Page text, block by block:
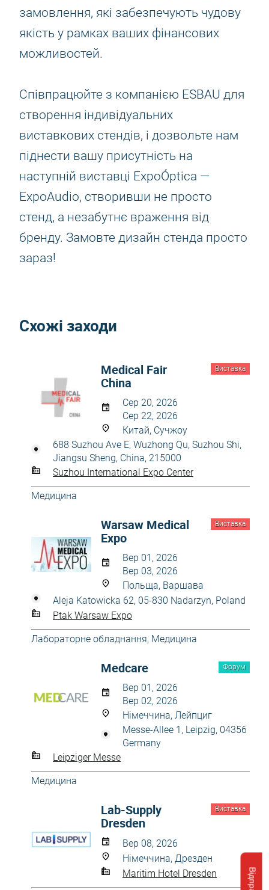
замовлення, які забезпечують чудову
якість у рамках ваших фінансових
можливостей.
Співпрацюйте з компанією ESBAU для
створення індивідуальних
виставкових стендів, і дозвольте нам
піднести вашу присутність на
наступній виставці ExpoÓptica —
ExpoAudio, створивши не просто
стенд, а незабутнє враження від
бренду. Замовте дизайн стенда просто
зараз!
Схожі заходи
Виставка
Medical Fair
China
Сер 20, 2026
Сер 22, 2026
Китай, Сучжоу
688 Suzhou Ave E, Wuzhong Qu, Suzhou Shi,
Jiangsu Sheng, China, 215000
Suzhou International Expo Center
Медицина
Виставка
Warsaw Medical
Expo
Вер 01, 2026
Вер 03, 2026
Польща, Варшава
Aleja Katowicka 62, 05-830 Nadarzyn, Poland
Ptak Warsaw Expo
Лабораторне обладнання, Медицина
Форум
Medcare
Вер 01, 2026
Вер 02, 2026
Німеччина, Лейпциг
Messe-Allee 1, Leipzig, 04356
Germany
Leipziger Messe
Медицина
Виставка
Lab-Supply
Dresden
Вер 08, 2026
Німеччина, Дрезден
Maritim Hotel Dresden